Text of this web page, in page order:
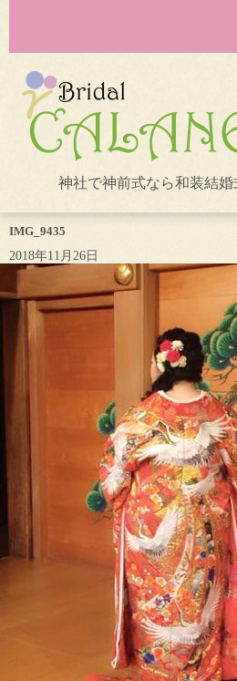
神社で神前式なら和装結
IMG_9435
2018年11月26日